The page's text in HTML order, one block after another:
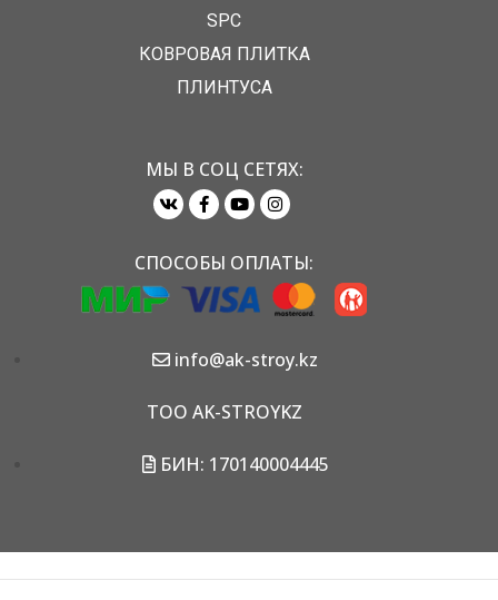
SPC
КОВРОВАЯ ПЛИТКА
ПЛИНТУСА
МЫ В СОЦ СЕТЯХ:
СПОСОБЫ ОПЛАТЫ:
info@ak-stroy.kz
TOO AK-STROYKZ
БИН: 170140004445